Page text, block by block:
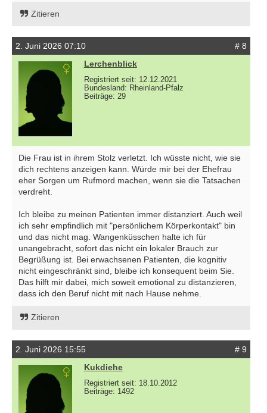
Zitieren
2. Juni 2026 07:10
# 8
Lerchenblick
Registriert seit: 12.12.2021
Bundesland: Rheinland-Pfalz
Beiträge: 29
Die Frau ist in ihrem Stolz verletzt. Ich wüsste nicht, wie sie
dich rechtens anzeigen kann. Würde mir bei der Ehefrau
eher Sorgen um Rufmord machen, wenn sie die Tatsachen
verdreht.
Ich bleibe zu meinen Patienten immer distanziert. Auch weil
ich sehr empfindlich mit "persönlichem Körperkontakt" bin
und das nicht mag. Wangenküsschen halte ich für
unangebracht, sofort das nicht ein lokaler Brauch zur
Begrüßung ist. Bei erwachsenen Patienten, die kognitiv
nicht eingeschränkt sind, bleibe ich konsequent beim Sie.
Das hilft mir dabei, mich soweit emotional zu distanzieren,
dass ich den Beruf nicht mit nach Hause nehme.
Zitieren
2. Juni 2026 15:55
# 9
Kukdiehe
Registriert seit: 18.10.2012
Beiträge: 1492